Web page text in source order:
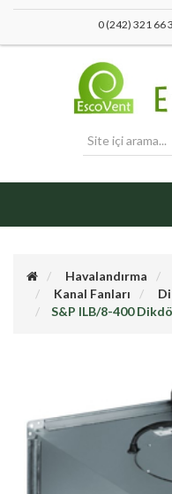
0 (242) 321 66
Havalandırma
Kanal Fanları
S&P ILB/8-400